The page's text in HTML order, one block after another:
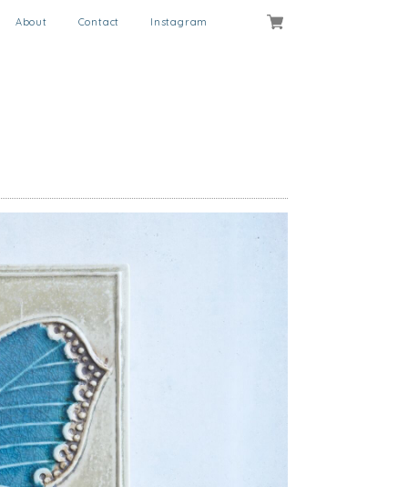
About Contact Instagram